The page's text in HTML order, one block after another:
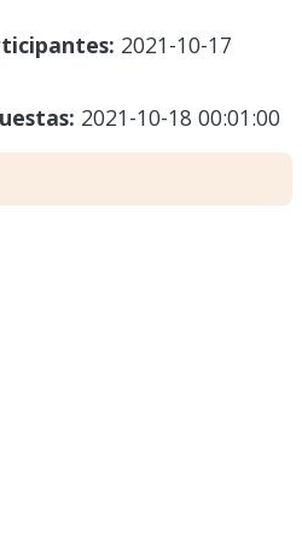
2021-10-17
2021-10-18 00:01:00